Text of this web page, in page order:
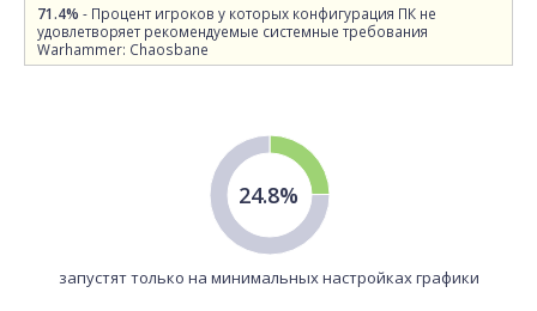
71.4% - Процент игроков у которых конфигурация ПК не
удовлетворяет рекомендуемые системные требования
Warhammer: Chaosbane
24.8%
запустят только на минимальных настройках графики